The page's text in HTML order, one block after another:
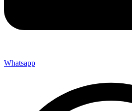
Whatsapp